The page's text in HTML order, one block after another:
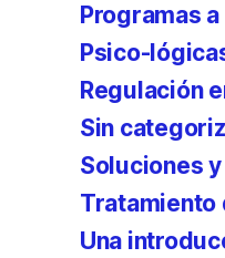
Programas
Psico-
Regulación
Sin
Soluciones
Tratamiento
Una